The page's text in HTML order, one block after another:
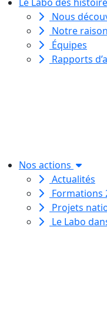
Nous
Notre
Équipes
Rapports
Nos actions
Actualités
Formations
Projets
Le Labo